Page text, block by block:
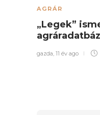
AGRÁR
„Legek”
gazda, 11 év ago